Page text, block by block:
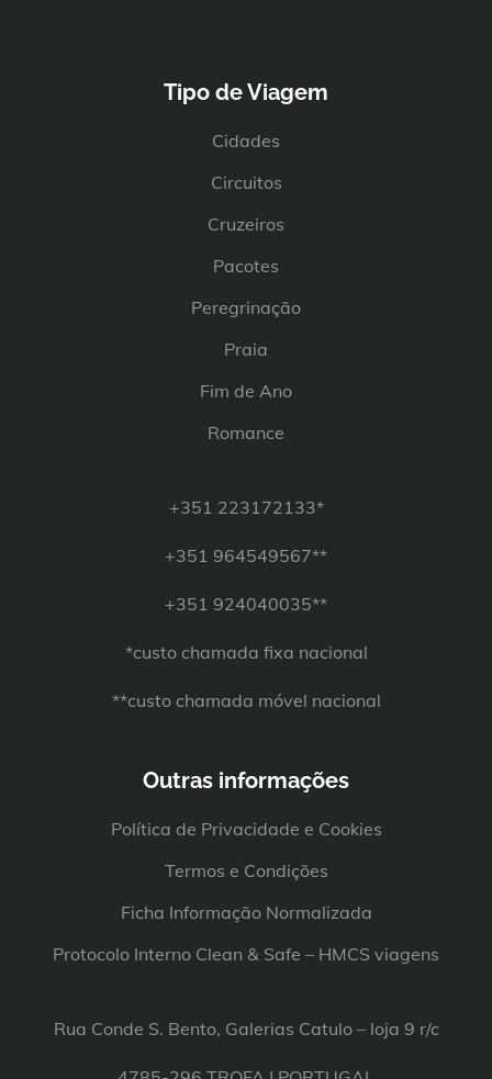
Tipo de Viagem
Cidades
Circuitos
Cruzeiros
Pacotes
Peregrinação
Praia
Fim de Ano
Romance
+351 223172133*
+351 964549567**
+351 924040035**
*custo chamada fixa nacional
**custo chamada móvel nacional
Outras informações
Política de Privacidade e Cookies
Termos e Condições
Ficha Informação Normalizada
Protocolo Interno Clean & Safe – HMCS viagens
Rua Conde S. Bento, Galerias Catulo – loja 9 r/c